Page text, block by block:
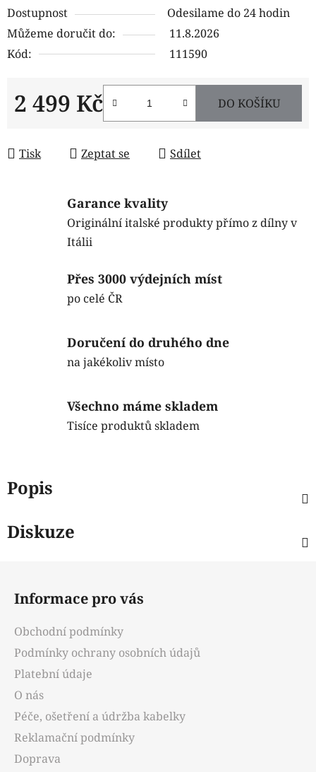
Dostupnost
Odesilame do 24 hodin
Můžeme doručit do:
11.8.2026
Kód:
111590
2 499 Kč DO KOŠÍKU
Tisk Zeptat se Sdílet
Garance kvality
Originální italské produkty přímo z dílny v
Itálii
Přes 3000 výdejních míst
po celé ČR
Doručení do druhého dne
na jakékoliv místo
Všechno máme skladem
Tisíce produktů skladem
Popis
Diskuze
Informace pro vás
Obchodní podmínky
Podmínky ochrany osobních údajů
Platební údaje
O nás
Péče, ošetření a údržba kabelky
Reklamační podmínky
Doprava